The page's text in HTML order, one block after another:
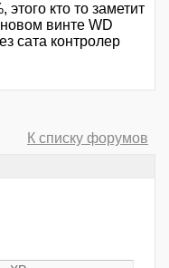
кто то заметит
винте WD
сата контролер
К списку форумов